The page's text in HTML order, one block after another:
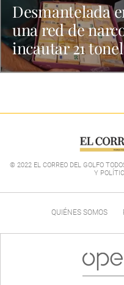
Desmantelada
una red de
incautar 21
© 2022 EL CORREO DEL GOLFO
Y
QUIÉNES SOMOS